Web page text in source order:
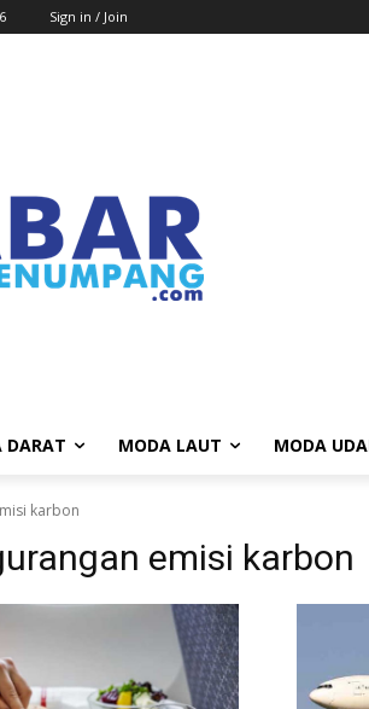
Sign in / Join
DARAT MODA LAUT MODA
karbon
emisi karbon